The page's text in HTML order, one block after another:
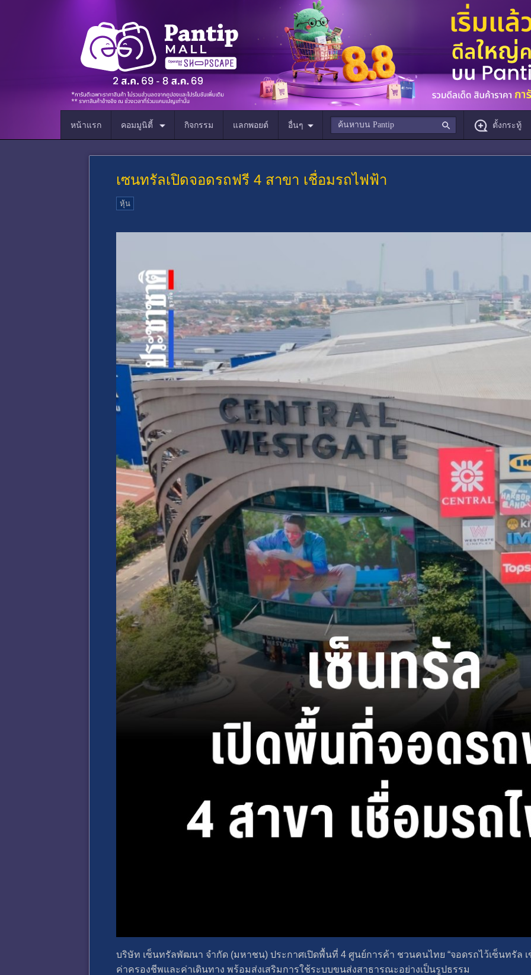
หน้าแรก คอมมูนิตี้ กิจกรรม แลกพอยต์ อื่นๆ ตั้งกระทู้
เซนทรัลเปิดจอดรถฟรี 4 สาขา เชื่อมรถไฟฟ้า
หุ้น
บริษัท เซ็นทรัลพัฒนา จำกัด (มหาชน) ประกาศเปิดพื้นที่ 4 ศูนย์การค้า ชวนคนไทย “จอดรถไว้เซ็นทรัล เ
ค่าครองชีพและค่าเดินทาง พร้อมส่งเสริมการใช้ระบบขนส่งสาธารณะอย่างเป็นรูปธรรม